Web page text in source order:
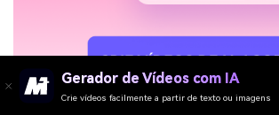
Gerador de Vídeos com IA
Crie vídeos facilmente a partir de texto ou imagens